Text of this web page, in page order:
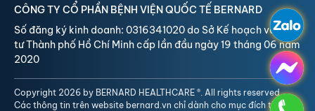
CÔNG TY CỔ PHẦN BỆNH VIỆN QUỐC TẾ BERNARD
Số đăng ký kinh doanh: 0316341020 do Sở Kế hoạch và Đầu
tư Thành phố Hồ Chí Minh cấp lần đầu ngày 19 tháng 06 năm
2020
Copyright 2026 by BERNARD HEALTHCARE ®. All rights reserved.
Các thông tin trên website bernard.vn chỉ dành cho mục đích tham